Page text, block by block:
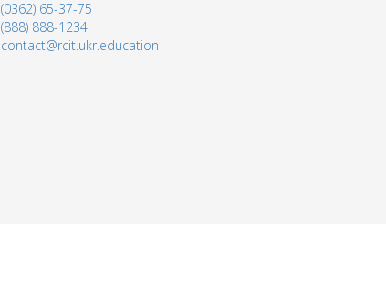
(0362) 65-37-75
(888) 888-1234
contact@rcit.ukr.education